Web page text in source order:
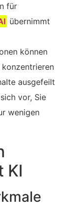
für
übernimmt
können
ausgefeilt
vor, Sie
wenigen
KI